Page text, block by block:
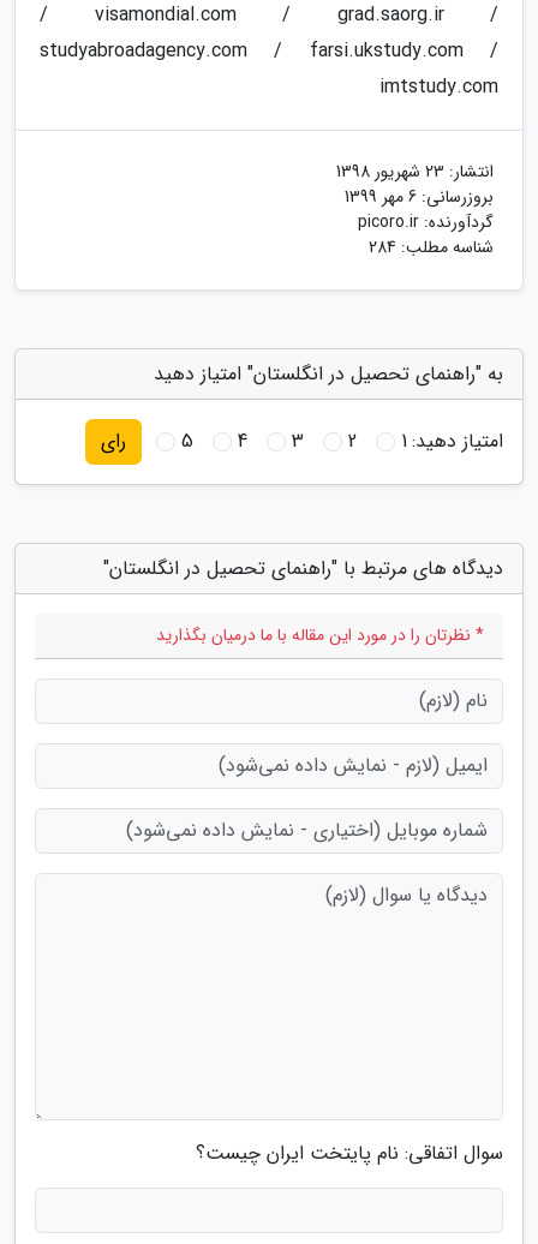
/ visamondial.com / grad.saorg.ir /
studyabroadagency.com / farsi.ukstudy.com /
imtstudy.com
انتشار: 23 شهریور 1398
بروزرسانی: 6 مهر 1399
گردآورنده: picoro.ir
شناسه مطلب: 284
به "راهنمای تحصیل در انگلستان" امتیاز دهید
امتیاز دهید:1
2
3
4
5 رای
دیدگاه های مرتبط با "راهنمای تحصیل در انگلستان"
* نظرتان را در مورد این مقاله با ما درمیان بگذارید
سوال اتفاقی: نام پایتخت ایران چیست؟